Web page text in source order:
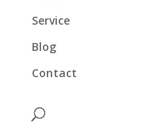
Service
Blog
Contact